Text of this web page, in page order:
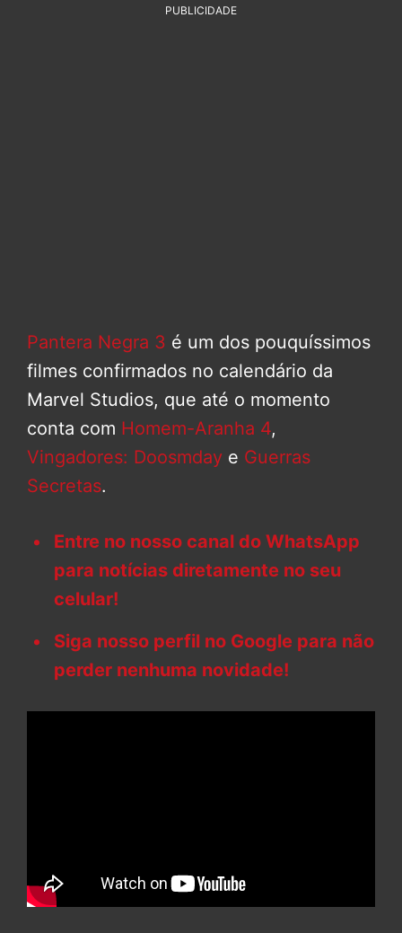
PUBLICIDADE
Pantera Negra 3 é um dos pouquíssimos
filmes confirmados no calendário da
Marvel Studios, que até o momento
conta com Homem-Aranha 4,
Vingadores: Doosmday e Guerras
Secretas.
Entre no nosso canal do WhatsApp
para notícias diretamente no seu
celular!
Siga nosso perfil no Google para não
perder nenhuma novidade!